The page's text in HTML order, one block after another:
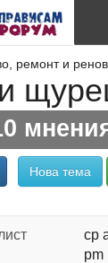
ремонт и
Нова тема
ср
pm